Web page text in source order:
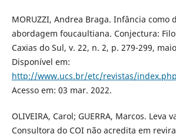
MORUZZI, Andrea Braga. Infância como
abordagem foucaultiana. Conjectura:
Caxias do Sul, v. 22, n. 2, p. 279-299,
Disponível em:
http://www.ucs.br/etc/revistas/
Acesso em: 03 mar. 2022.
OLIVEIRA, Carol; GUERRA, Marcos. Leva
Consultora do COI não acredita em